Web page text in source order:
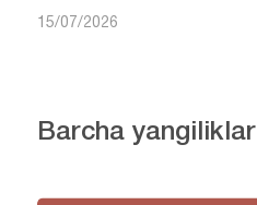
15/07/2026
Barcha yangiliklar